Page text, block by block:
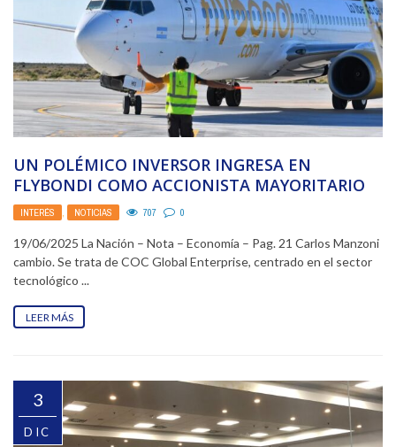
UN POLÉMICO INVERSOR INGRESA EN
FLYBONDI COMO ACCIONISTA MAYORITARIO
INTERÉS , NOTICIAS 707 0
19/06/2025 La Nación – Nota – Economía – Pag. 21 Carlos Manzoni
cambio. Se trata de COC Global Enterprise, centrado en el sector
tecnológico ...
LEER MÁS
3
DIC